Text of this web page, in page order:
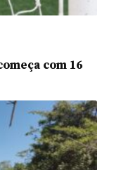
com 16